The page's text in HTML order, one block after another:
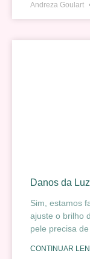
Andreza Goulart
Danos da
Sim, estamos
ajuste o brilho
pele precisa de
CONTINUAR